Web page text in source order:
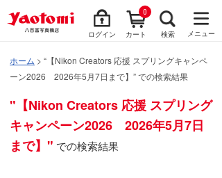
ログイン カート
0
検索 メニュー
ホーム > “【Nikon Creators 応援 スプリングキャンペ
ーン2026 2026年5月7日まで】” での検索結果
"【Nikon Creators 応援 スプリング
キャンペーン2026 2026年5月7日
まで】" での検索結果